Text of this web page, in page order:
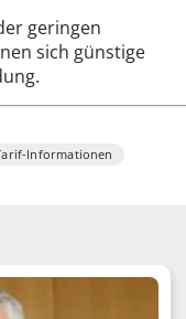
geringen
sich günstige
Informationen